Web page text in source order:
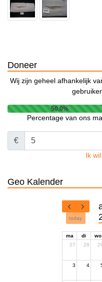
Doneer
Wij zijn geheel afhankelijk
50.0%
Percentage van ons
€
Ik
Geo Kalender
today
ma di wo
27
28
3 4